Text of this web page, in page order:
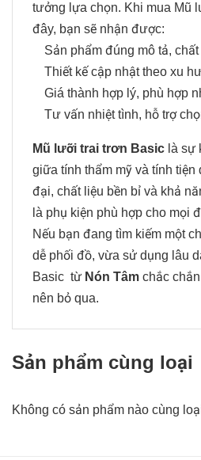
tưởng lựa chọn. Khi mua Mũ
đây, bạn sẽ nhận được:
Sản phẩm đúng mô tả,
Thiết kế cập nhật theo xu
Giá thành hợp lý, phù hợp
Tư vấn nhiệt tình, hỗ trợ
Mũ lưỡi trai trơn Basic là sự
giữa tính thẩm mỹ và tính tiện
đại, chất liệu bền bỉ và khả
là phụ kiện phù hợp cho mọi
Nếu bạn đang tìm kiếm một
dễ phối đồ, vừa sử dụng lâu
Basic từ Nón Tâm chắc
nên bỏ qua.
Sản phẩm cùng loại
Không có sản phẩm nào cùng